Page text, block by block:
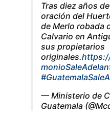
Tras diez años
oración del
de Merlo robada
Calvario en
sus propietarios
originales.
— Ministerio de
Guatemala